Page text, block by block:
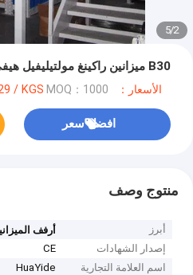
2
/
5
B30 ميزانين راكينغ مولتيليفيل هيفي ديوتي ميزانين فلور راك
الأسعار：USD$1.1~1.29 / KGS MOQ：1000 كلغ
افضل سعر
منتوج وصف
أبرز أرفف
إصدار الشهادات
CE
اسم العلامة التجارية
HuaYide